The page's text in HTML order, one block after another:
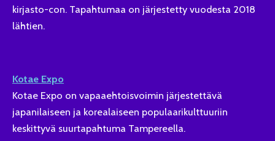
kirjasto-con. Tapahtumaa on järjestetty vuodesta 2018
lähtien.
Kotae Expo
Kotae Expo on vapaaehtoisvoimin järjestettävä
japanilaiseen ja korealaiseen populaarikulttuuriin
keskittyvä suurtapahtuma Tampereella.